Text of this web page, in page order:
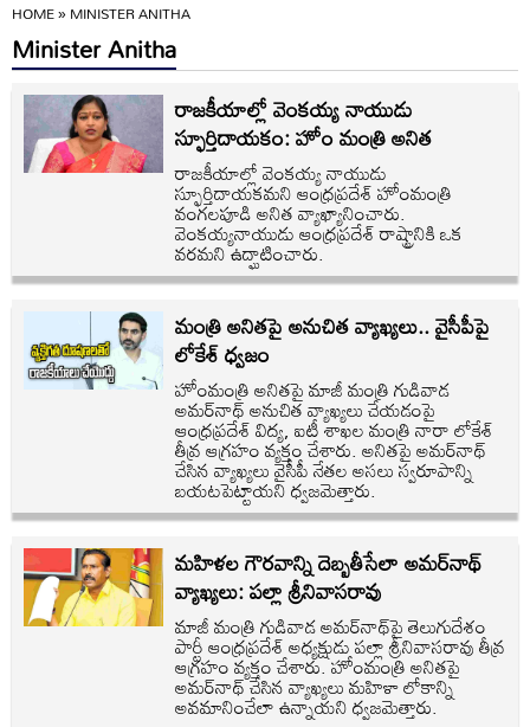
HOME»MINISTER ANITHA
Minister Anitha
రాజకీయాల్లో వెంకయ్య నాయుడు
స్ఫూర్తిదాయకం: హోం మంత్రి అనిత
రాజకీయాల్లో వెంకయ్య నాయుడు
స్ఫూర్తిదాయకమని ఆంధ్రప్రదేశ్ హోంమంత్రి
వంగలపూడి అనిత వ్యాఖ్యానించారు.
వెంకయ్యనాయుడు ఆంధ్రప్రదేశ్ రాష్ట్రానికి ఒక
వరమని ఉద్ఘాటించారు.
మంత్రి అనితపై అనుచిత వ్యాఖ్యలు.. వైసీపీపై
లోకేశ్ ధ్వజం
హోంమంత్రి అనితపై మాజీ మంత్రి గుడివాడ
అమర్‌నాథ్‌ అనుచిత వ్యాఖ్యలు చేయడంపై
ఆంధ్రప్రదేశ్ విద్య, ఐటీ శాఖల మంత్రి నారా లోకేశ్
తీవ్ర ఆగ్రహం వ్యక్తం చేశారు. అనితపై అమర్‌నాథ్‌
చేసిన వ్యాఖ్యలు వైసీపీ నేతల అసలు స్వరూపాన్ని
బయటపెట్టాయని ధ్వజమెత్తారు.
మహిళల గౌరవాన్ని దెబ్బతీసేలా అమర్‌నాథ్‌
వ్యాఖ్యలు: పల్లా శ్రీనివాసరావు
మాజీ మంత్రి గుడివాడ అమర్‌నాథ్‌పై తెలుగుదేశం
పార్టీ ఆంధ్రప్రదేశ్ అధ్యక్షుడు పల్లా శ్రీనివాసరావు తీవ్ర
ఆగ్రహం వ్యక్తం చేశారు. హోంమంత్రి అనితపై
అమర్‌నాథ్ చేసిన వ్యాఖ్యలు మహిళా లోకాన్ని
అవమానించేలా ఉన్నాయని ధ్వజమెత్తారు.